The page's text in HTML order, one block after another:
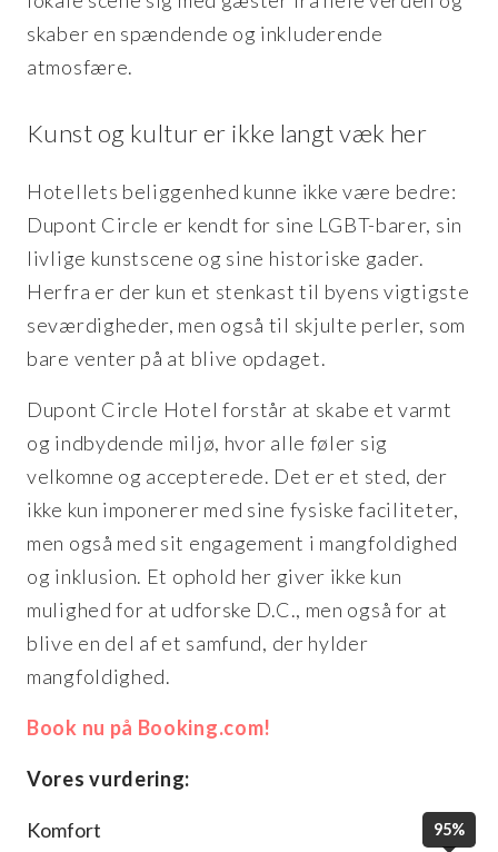
skaber en spændende og inkluderende
atmosfære.
Kunst og kultur er ikke langt væk her
Hotellets beliggenhed kunne ikke være bedre:
Dupont Circle er kendt for sine LGBT-barer, sin
livlige kunstscene og sine historiske gader.
Herfra er der kun et stenkast til byens vigtigste
seværdigheder, men også til skjulte perler, som
bare venter på at blive opdaget.
Dupont Circle Hotel forstår at skabe et varmt
og indbydende miljø, hvor alle føler sig
velkomne og accepterede. Det er et sted, der
ikke kun imponerer med sine fysiske faciliteter,
men også med sit engagement i mangfoldighed
og inklusion. Et ophold her giver ikke kun
mulighed for at udforske D.C., men også for at
blive en del af et samfund, der hylder
mangfoldighed.
Book nu på Booking.com!
Vores vurdering:
Komfort 95%